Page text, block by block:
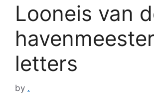
Looneis van
letters
by .